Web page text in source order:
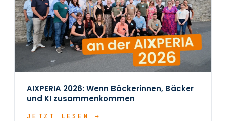
AIXPERIA 2026: Wenn Bäckerinnen, Bäcker
und KI zusammenkommen
JETZT LESEN →